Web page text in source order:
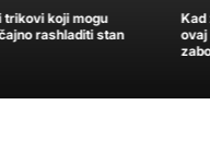
trikovi koji mogu
rashladiti stan
Kad
ovaj